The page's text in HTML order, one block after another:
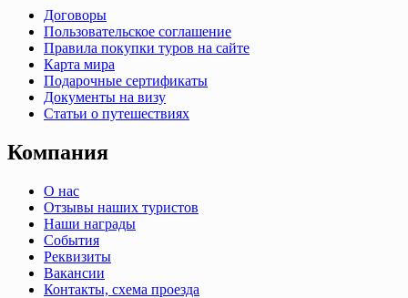
Договоры
Пользовательское соглашение
Правила покупки туров на сайте
Карта мира
Подарочные сертификаты
Документы на визу
Статьи о путешествиях
Компания
О нас
Отзывы наших туристов
Наши награды
События
Реквизиты
Вакансии
Контакты, схема проезда